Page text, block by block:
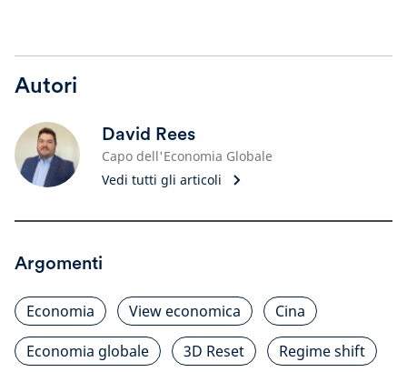
Autori
David Rees
Capo dell'Economia Globale
Vedi tutti gli articoli
Argomenti
Economia View economica
Cina
Economia globale
3D Reset
Regime shift